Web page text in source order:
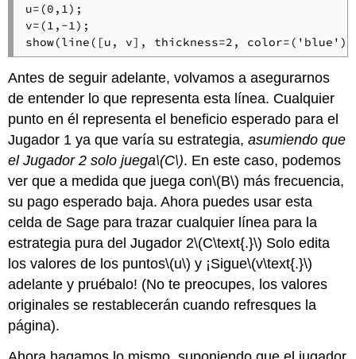
u=(0,1);
v=(1,-1);
show(line([u, v], thickness=2,
Antes de seguir adelante, volvamos a asegurarnos
de entender lo que representa esta línea. Cualquier
punto en él representa el beneficio esperado para el
Jugador 1 ya que varía su estrategia,asumiendo que
el Jugador 2 solo juega\(C\). En este caso, podemos
ver que a medida que juega con\(B\) más frecuencia,
su pago esperado baja. Ahora puedes usar esta
celda de Sage para trazar cualquier línea para la
estrategia pura del Jugador 2\(C\text{.}\) Solo edita
los valores de los puntos\(u\) y ¡Sigue\(v\text{.}\)
adelante y pruébalo! (No te preocupes, los valores
originales se restablecerán cuando refresques la
página).